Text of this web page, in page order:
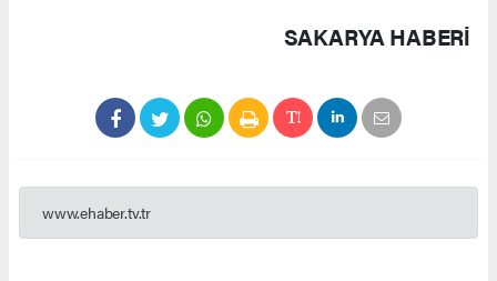
SAKARYA HABERİ
www.ehaber.tv.tr